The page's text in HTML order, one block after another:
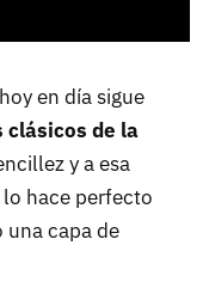
en día sigue
clásicos de la
y a esa
hace perfecto
una capa de